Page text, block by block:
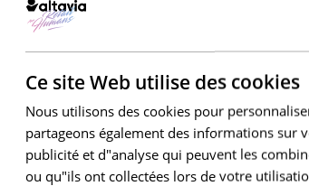
Ce site Web utilise des cookies
Nous utilisons des cookies pour
partageons également des informations sur
publicité et d"analyse qui peuvent les
ou qu"ils ont collectées lors de votre